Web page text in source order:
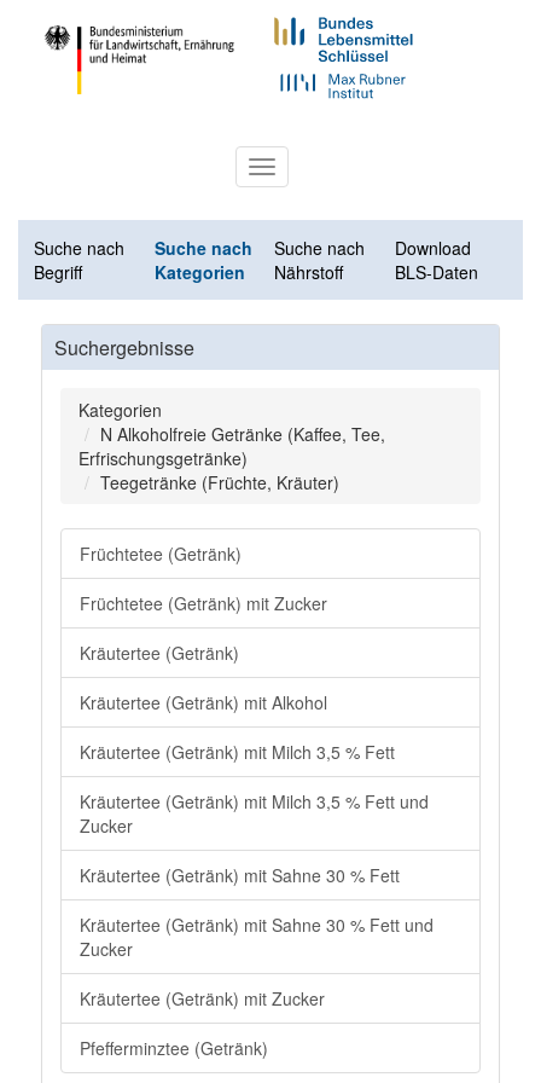
Toggle
navigation
Suche nach
Begriff
Suche nach
Kategorien
Suche nach
Nährstoff
Download
BLS-Daten
Suchergebnisse
Kategorien
N Alkoholfreie Getränke (Kaffee, Tee,
Erfrischungsgetränke)
Teegetränke (Früchte, Kräuter)
Früchtetee (Getränk)
Früchtetee (Getränk) mit Zucker
Kräutertee (Getränk)
Kräutertee (Getränk) mit Alkohol
Kräutertee (Getränk) mit Milch 3,5 % Fett
Kräutertee (Getränk) mit Milch 3,5 % Fett und
Zucker
Kräutertee (Getränk) mit Sahne 30 % Fett
Kräutertee (Getränk) mit Sahne 30 % Fett und
Zucker
Kräutertee (Getränk) mit Zucker
Pfefferminztee (Getränk)